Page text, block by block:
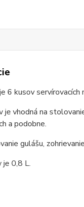
6 kusov
je vhodná na
a podobne.
gulášu,
je 0,8 L.